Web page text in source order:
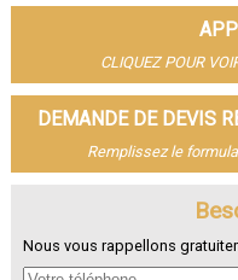
- Entreprise de rénovation à
- Entreprise de rénovation à
- Entreprise de rénovation à
- Entreprise de rénovation à
- Entreprise de rénovation à
- Entreprise de rénovation à
- Entreprise de rénovation à
- Entreprise de rénovation à
- Entreprise de rénovation à
CLIQUEZ POUR
DEMANDE DE DEVIS
Remplissez le
Nous vous rappellons